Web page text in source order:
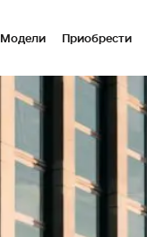
Модели Приобрести